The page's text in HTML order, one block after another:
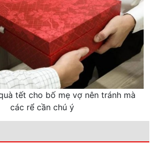
tết cho bố mẹ vợ nên tránh mà
các rể cần chú ý